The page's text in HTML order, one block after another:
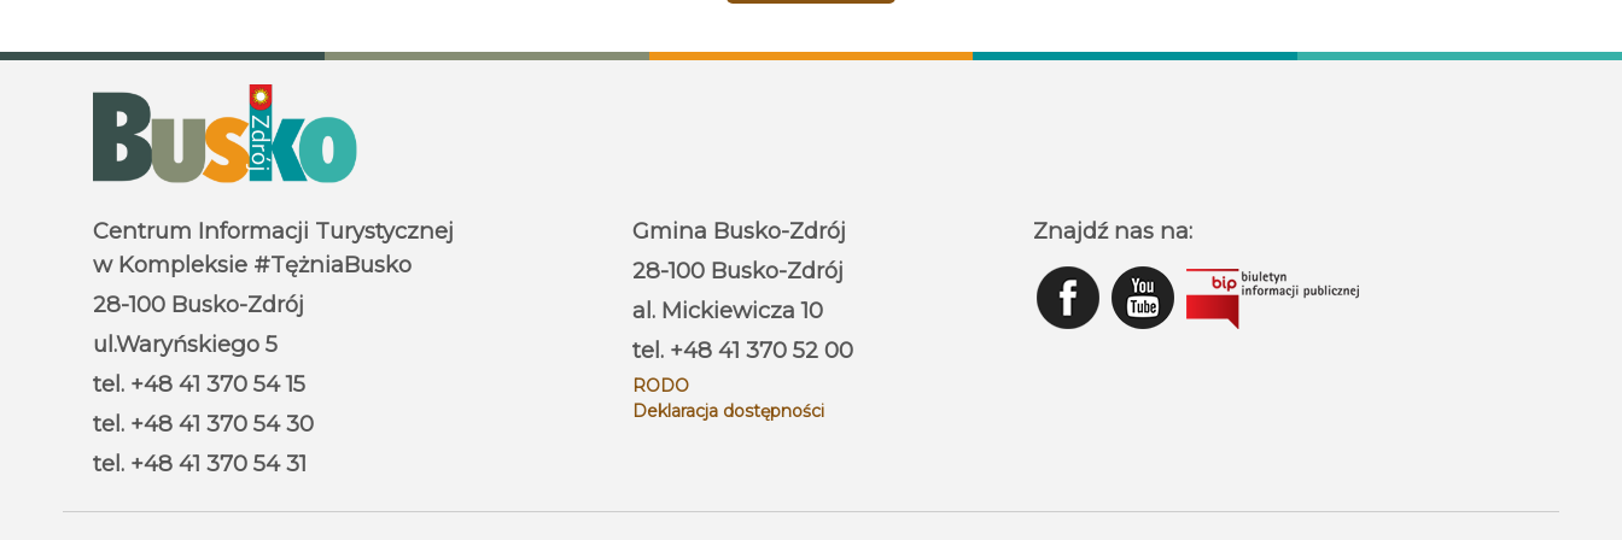
Centrum Informacji Turystycznej
w Kompleksie #TężniaBusko
28-100 Busko-Zdrój
ul.Waryńskiego 5
tel. +48 41 370 54 15
tel. +48 41 370 54 30
tel. +48 41 370 54 31
Gmina Busko-Zdrój
28-100 Busko-Zdrój
al. Mickiewicza 10
tel. +48 41 370 52 00
RODO
Deklaracja dostępności
Znajdź nas na: